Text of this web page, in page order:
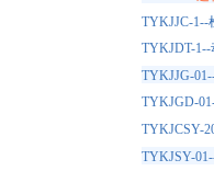
TYKJJC-1--
TYKJDT-
TYKJJG-
TYKJGD-
TYKJCSY-
TYKJSY-